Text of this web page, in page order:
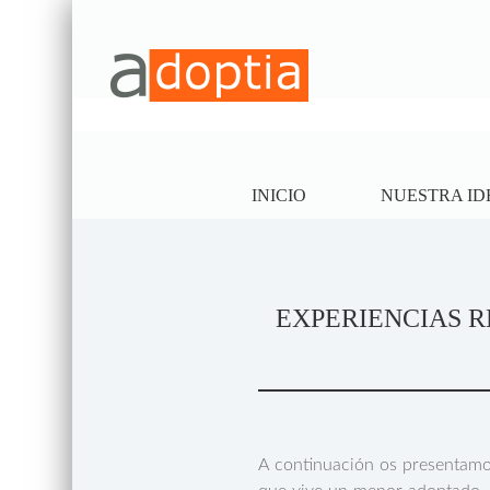
INICIO NUESTRA
EXPERIENCIAS
A continuación os